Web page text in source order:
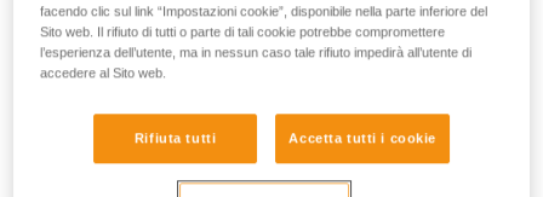
VERTEX
facendo clic sul link “Impostazioni cookie”, disponibile nella parte inferiore del
Sito web. Il rifiuto di tutti o parte di tali cookie potrebbe compromettere
l’esperienza dell’utente, ma in nessun caso tale rifiuto impedirà all’utente di
accedere al Sito web.
Rifiuta tutti Accetta tutti i cookie